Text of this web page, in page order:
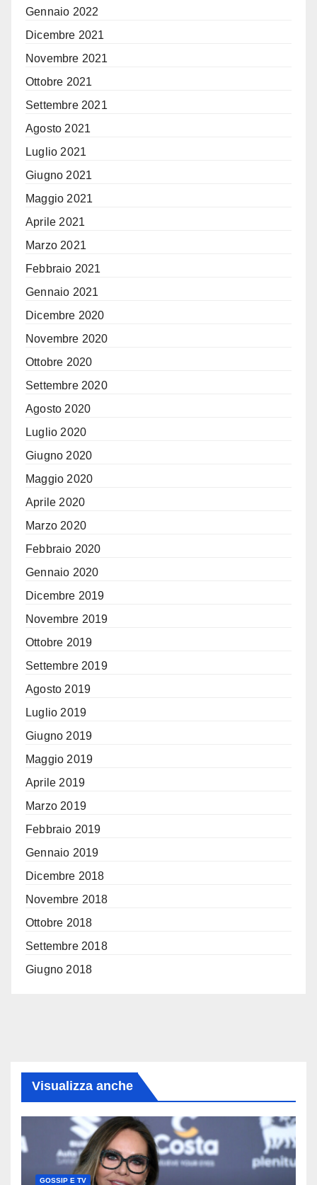
Gennaio 2022
Dicembre 2021
Novembre 2021
Ottobre 2021
Settembre 2021
Agosto 2021
Luglio 2021
Giugno 2021
Maggio 2021
Aprile 2021
Marzo 2021
Febbraio 2021
Gennaio 2021
Dicembre 2020
Novembre 2020
Ottobre 2020
Settembre 2020
Agosto 2020
Luglio 2020
Giugno 2020
Maggio 2020
Aprile 2020
Marzo 2020
Febbraio 2020
Gennaio 2020
Dicembre 2019
Novembre 2019
Ottobre 2019
Settembre 2019
Agosto 2019
Luglio 2019
Giugno 2019
Maggio 2019
Aprile 2019
Marzo 2019
Febbraio 2019
Gennaio 2019
Dicembre 2018
Novembre 2018
Ottobre 2018
Settembre 2018
Giugno 2018
Visualizza anche
GOSSIP E TV